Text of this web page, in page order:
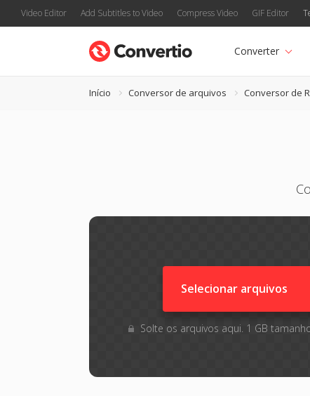
Video Editor Add Subtitles to Video Compress Video GIF Editor
Converter
Início Conversor de arquivos Conversor de
Selecionar arquivos
Solte os arquivos aqui. 1 GB